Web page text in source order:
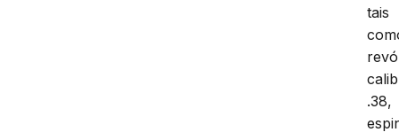
tais
.38,